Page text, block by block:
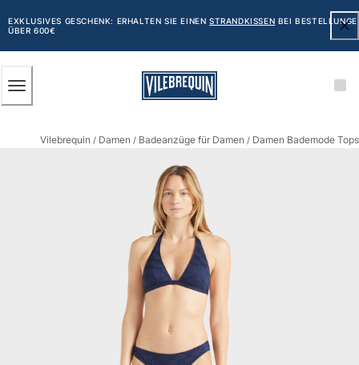
HAUPTINHALT
SPRINGEN
EXKLUSIVES GESCHENK: ERHALTEN SIE EINENSTRANDKISSEN BEI
ÜBER 600€
Alle Herren anzeigen
Klassische stretch
Klassische dünne Stoffe
Bestickte Nummerierte Auflage
Klassische kurze
Klassische lange
Shirt mit UV-Schutz
Vilebrequin / Damen / Badeanzüge für Damen / Damen Bademode Tops